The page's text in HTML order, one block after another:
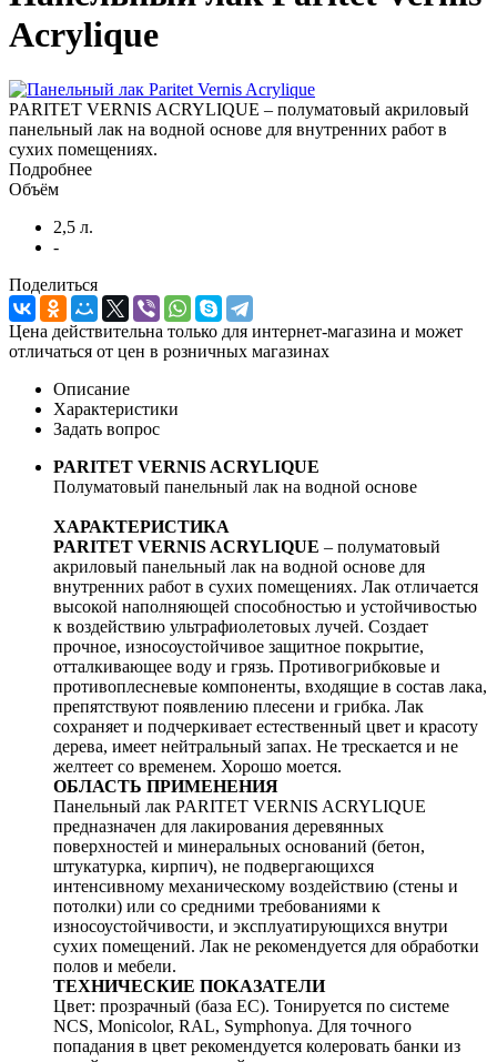
Acrylique
PARITET VERNIS ACRYLIQUE – полуматовый акриловый
панельный лак на водной основе для внутренних работ в
сухих помещениях.
Подробнее
Объём
2,5 л.
-
Поделиться
Цена действительна только для интернет-магазина и может
отличаться от цен в розничных магазинах
Описание
Характеристики
Задать вопрос
PARITET VERNIS ACRYLIQUE
Полуматовый панельный лак на водной основе
ХАРАКТЕРИСТИКА
PARITET VERNIS ACRYLIQUE – полуматовый
акриловый панельный лак на водной основе для
внутренних работ в сухих помещениях. Лак отличается
высокой наполняющей способностью и устойчивостью
к воздействию ультрафиолетовых лучей. Создает
прочное, износоустойчивое защитное покрытие,
отталкивающее воду и грязь. Противогрибковые и
противоплесневые компоненты, входящие в состав лака,
препятствуют появлению плесени и грибка. Лак
сохраняет и подчеркивает естественный цвет и красоту
дерева, имеет нейтральный запах. Не трескается и не
желтеет со временем. Хорошо моется.
ОБЛАСТЬ ПРИМЕНЕНИЯ
Панельный лак PARITET VERNIS ACRYLIQUE
предназначен для лакирования деревянных
поверхностей и минеральных оснований (бетон,
штукатурка, кирпич), не подвергающихся
интенсивному механическому воздействию (стены и
потолки) или со средними требованиями к
износоустойчивости, и эксплуатирующихся внутри
сухих помещений. Лак не рекомендуется для обработки
полов и мебели.
ТЕХНИЧЕСКИЕ ПОКАЗАТЕЛИ
Цвет: прозрачный (база ЕС). Тонируется по системе
NCS, Monicolor, RAL, Symphonya. Для точного
попадания в цвет рекомендуется колеровать банки из